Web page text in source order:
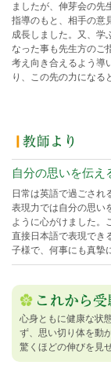
ましたが、伸芽会の先
指導のもと、相手の意
成長しました。又、学
なった事も先生方のご
考え向き合えるよう導
り、この先の力になる
自分の思いを伝え
日常は英語で過ごされ
表現力では自分の思い
ように心がけました。
直接日本語で表現でき
子様で、何事にも真摯
心身ともに健康な状
ず、思い切り体を動
驚くほどの伸びを見